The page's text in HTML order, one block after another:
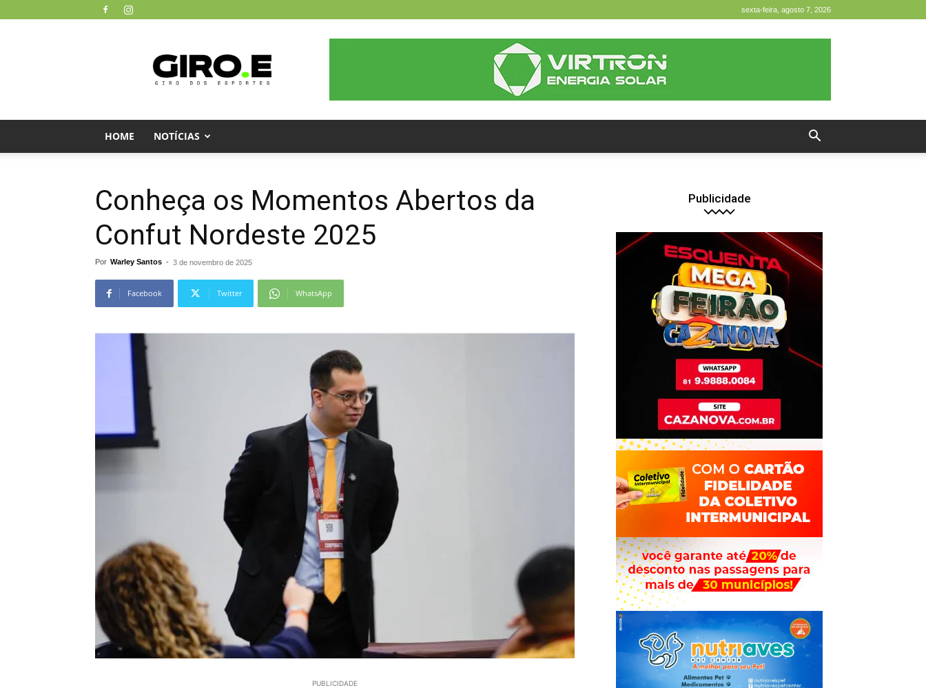
sexta-feira, agosto 7, 2026
dos
Esportes
HOME NOTÍCIAS
Conheça os Momentos Abertos da
Confut Nordeste 2025
Por Warley Santos - 3 de novembro de 2025
Facebook Twitter WhatsApp
PUBLICIDADE
Publicidade